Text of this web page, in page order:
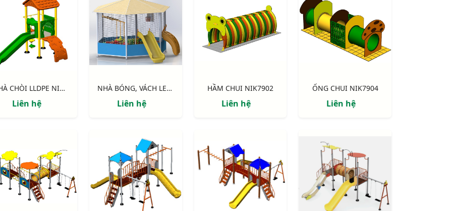
NHÀ CHÒI LLDPE NIK113041N
Liên hệ
NHÀ BÓNG, VÁCH LEO, CẦU TRƯỢT NIK7905
Liên hệ
HẦM CHUI NIK7902
Liên hệ
ỐNG CHUI NIK7904
Liên hệ